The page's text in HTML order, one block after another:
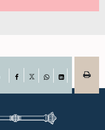
Facebook
WhatsAppLinkedIn